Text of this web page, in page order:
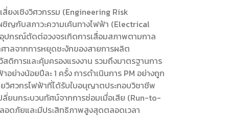
ยงเชิงวิศวกรรม (Engineering Risk
ชิญกับสภาวะความเค้นทางไฟฟ้า (Electrical
ปกรณ์ตัดต่อวงจรเกิดการเสื่อมสภาพตามกาล
าลจากการหยุดชะงักของสายการผลิต
การและคุ้มครองแรงงาน รวมถึงมาตรฐานการ
ย่างน้อยปีละ 1 ครั้ง การดำเนินการ PM อย่างถูก
วิศวกรไฟฟ้าที่ได้รับใบอนุญาตประกอบวิชาชีพ
ยนกระบวนทัศน์จากการซ่อมเมื่อเสีย (Run-to-
อดภัยและมีประสิทธิภาพสูงสุดตลอดเวลา